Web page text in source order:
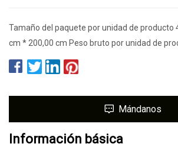
Tamaño del paquete por unidad de producto
cm * 200,00 cm Peso bruto por unidad de
Mándanos
Información básica